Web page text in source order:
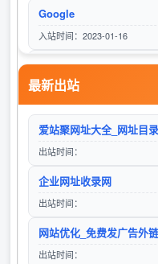
Google
入站时间：2023-01-16
Bing 必应
入站时间：2023-01-16
甲醇钡
入站时间：2023-02-15
入站时间：2025-12-28
入站时间：2023-01-17
最新出站
爱站聚网址大全_网址目
出站时间：
企业网址收录网
出站时间：
网站优化_免费发广告外
出站时间：